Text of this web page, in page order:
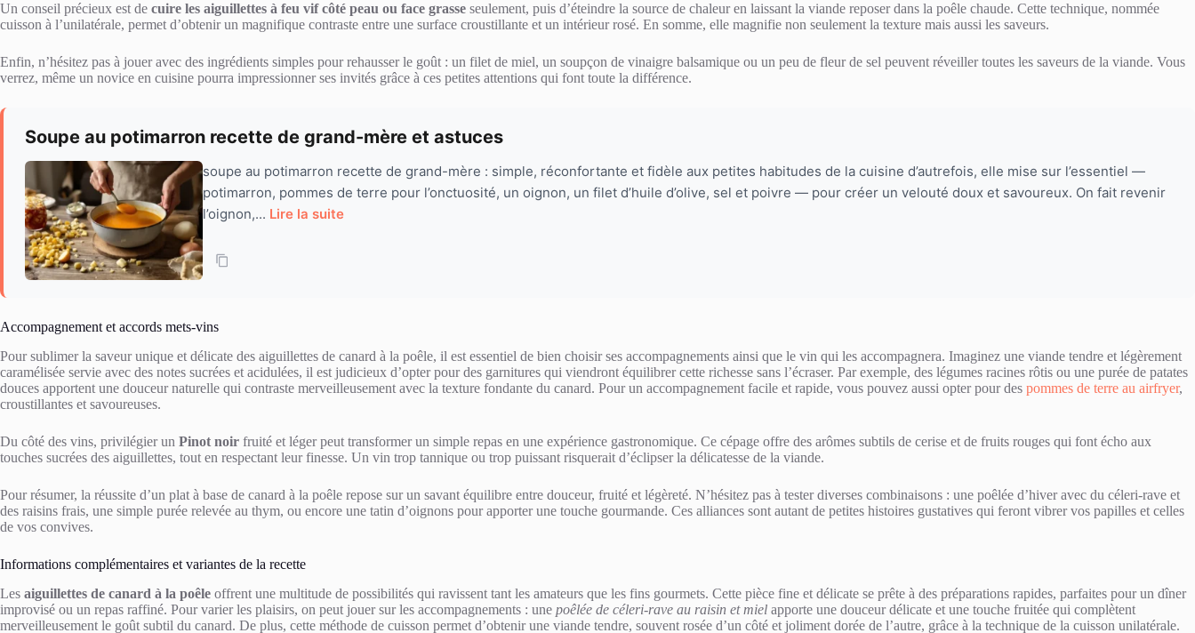
Un conseil précieux est de cuire les aiguillettes à feu vif côté peau ou face grasse seulement, puis d’éteindre la source de chaleur en laissant la viande reposer dans la poêle chaude. Cette technique, nommée
cuisson à l’unilatérale, permet d’obtenir un magnifique contraste entre une surface croustillante et un intérieur rosé. En somme, elle magnifie non seulement la texture mais aussi les saveurs.
Enfin, n’hésitez pas à jouer avec des ingrédients simples pour rehausser le goût : un filet de miel, un soupçon de vinaigre balsamique ou un peu de fleur de sel peuvent réveiller toutes les saveurs de la viande. Vous
verrez, même un novice en cuisine pourra impressionner ses invités grâce à ces petites attentions qui font toute la différence.
Soupe au potimarron recette de grand-mère et astuces
soupe au potimarron recette de grand-mère : simple, réconfortante et fidèle aux petites habitudes de la cuisine d’autrefois, elle mise sur l’essentiel —
potimarron, pommes de terre pour l’onctuosité, un oignon, un filet d’huile d’olive, sel et poivre — pour créer un velouté doux et savoureux. On fait revenir
l’oignon,... Lire la suite
Accompagnement et accords mets-vins
Pour sublimer la saveur unique et délicate des aiguillettes de canard à la poêle, il est essentiel de bien choisir ses accompagnements ainsi que le vin qui les accompagnera. Imaginez une viande tendre et légèrement
caramélisée servie avec des notes sucrées et acidulées, il est judicieux d’opter pour des garnitures qui viendront équilibrer cette richesse sans l’écraser. Par exemple, des légumes racines rôtis ou une purée de patates
douces apportent une douceur naturelle qui contraste merveilleusement avec la texture fondante du canard. Pour un accompagnement facile et rapide, vous pouvez aussi opter pour des pommes de terre au airfryer,
croustillantes et savoureuses.
Du côté des vins, privilégier un Pinot noir fruité et léger peut transformer un simple repas en une expérience gastronomique. Ce cépage offre des arômes subtils de cerise et de fruits rouges qui font écho aux
touches sucrées des aiguillettes, tout en respectant leur finesse. Un vin trop tannique ou trop puissant risquerait d’éclipser la délicatesse de la viande.
Pour résumer, la réussite d’un plat à base de canard à la poêle repose sur un savant équilibre entre douceur, fruité et légèreté. N’hésitez pas à tester diverses combinaisons : une poêlée d’hiver avec du céleri-rave et
des raisins frais, une simple purée relevée au thym, ou encore une tatin d’oignons pour apporter une touche gourmande. Ces alliances sont autant de petites histoires gustatives qui feront vibrer vos papilles et celles
de vos convives.
Informations complémentaires et variantes de la recette
Les aiguillettes de canard à la poêle offrent une multitude de possibilités qui ravissent tant les amateurs que les fins gourmets. Cette pièce fine et délicate se prête à des préparations rapides, parfaites pour un dîner
improvisé ou un repas raffiné. Pour varier les plaisirs, on peut jouer sur les accompagnements : une poêlée de céleri-rave au raisin et miel apporte une douceur délicate et une touche fruitée qui complètent
merveilleusement le goût subtil du canard. De plus, cette méthode de cuisson permet d’obtenir une viande tendre, souvent rosée d’un côté et joliment dorée de l’autre, grâce à la technique de la cuisson unilatérale.